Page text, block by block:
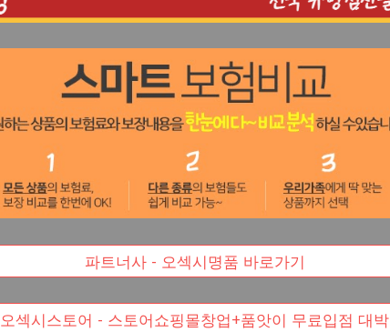
파트너사 - 오섹시명품 바로가기
오섹시스토어 - 스토어쇼핑몰창업+품앗이 무료입점 대박